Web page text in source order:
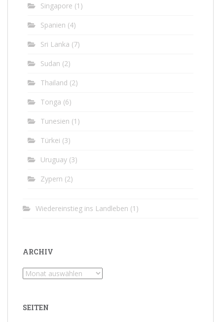
Singapore (1)
Spanien (4)
Sri Lanka (7)
Sudan (2)
Thailand (2)
Tonga (6)
Tunesien (1)
Türkei (3)
Uruguay (3)
Zypern (2)
Wiedereinstieg ins Landleben (1)
ARCHIV
Archiv
SEITEN